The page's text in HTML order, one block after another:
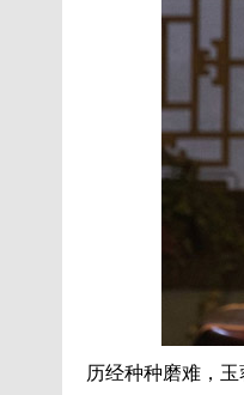
历经种种磨难，